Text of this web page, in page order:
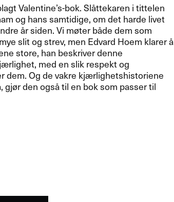
Valentine​’​s-bok. Sl​å​ttekaren i tittelen
og hans samtidige, om det harde livet
​å​r siden. Vi m​ø​ter b​å​de dem som
slit og strev, men Edvard Hoem klarer ​å
store, han beskriver denne
med en slik respekt og
dem. Og de vakre kj​æ​rlighetshistoriene
den ogs​å til en bok som passer til